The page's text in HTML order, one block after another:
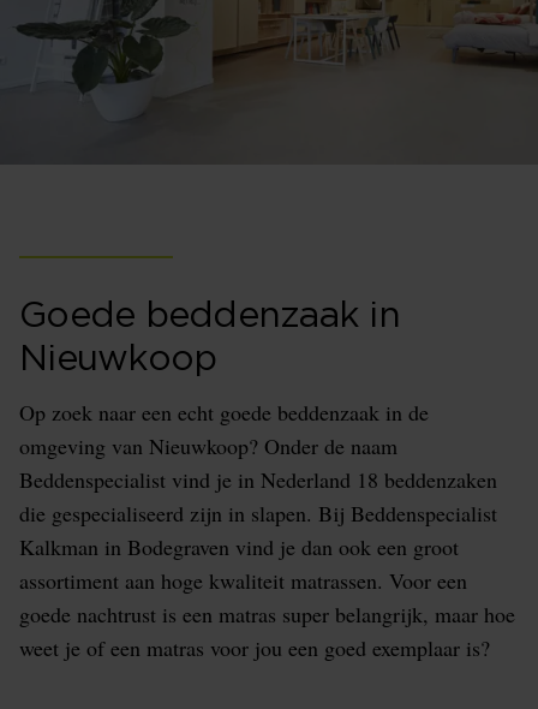
Goede beddenzaak in
Nieuwkoop
Op zoek naar een echt goede beddenzaak in de
omgeving van Nieuwkoop? Onder de naam
Beddenspecialist vind je in Nederland 18 beddenzaken
die gespecialiseerd zijn in slapen. Bij Beddenspecialist
Kalkman in Bodegraven vind je dan ook een groot
assortiment aan hoge kwaliteit matrassen. Voor een
goede nachtrust is een matras super belangrijk, maar hoe
weet je of een matras voor jou een goed exemplaar is?